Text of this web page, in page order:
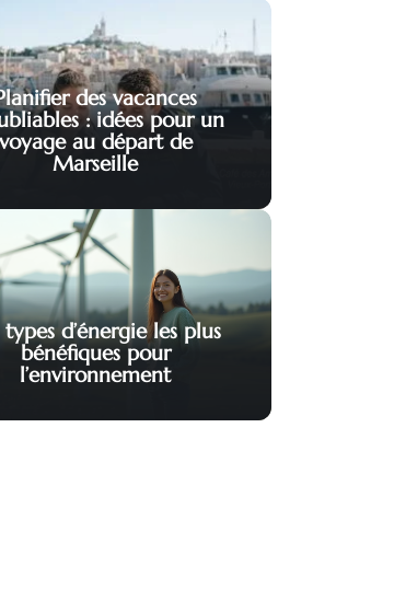
des vacances
: idées pour un
voyage au départ de
Marseille
types d’énergie les plus
bénéfiques pour
l’environnement